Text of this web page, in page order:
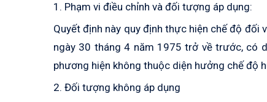
1. Phạm vi điều chỉnh và đối tượng áp dụng:
Quyết định này quy định thực hiện chế độ đối
ngày 30 tháng 4 năm 1975 trở về trước, có
phương hiện không thuộc diện hưởng chế độ
2. Đối tượng không áp dụng